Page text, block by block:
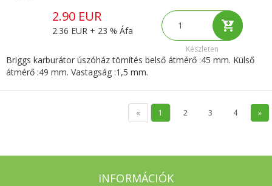
2.90 EUR
2.36 EUR + 23 % Áfa
Készleten
Briggs karburátor úszóház tömítés belső átmérő :45 mm. Külső
átmérő :49 mm. Vastagság :1,5 mm.
« 1 2 3 4 »
INFORMÁCIÓK